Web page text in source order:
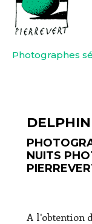
Photographes
NUITS
A l'obtention